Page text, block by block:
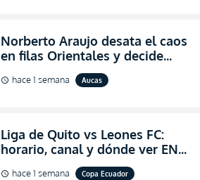
Norberto Araujo desata el caos
en filas Orientales y decide
abandonar la dirección técnica
de Aucas
schedule hace 1 semana Aucas
Liga de Quito vs Leones FC:
horario, canal y dónde ver EN
VIVO los octavos de final de la
schedule hace 1 semana Copa Ecuador